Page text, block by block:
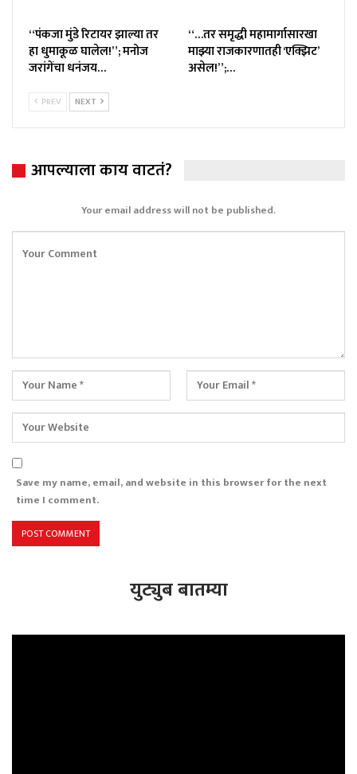
“पंकजा मुंडे रिटायर झाल्या तर
हा धुमाकूळ घालेल!”; मनोज
जरांगेंचा धनंजय…
“…तर समृद्धी महामार्गासारखा
माझ्या राजकारणातही ‘एक्झिट’
असेल!”;…
PREV NEXT
आपल्याला काय वाटतं?
Your email address will not be published.
Save my name, email, and website in this browser for the next
time I comment.
युट्युब बातम्या